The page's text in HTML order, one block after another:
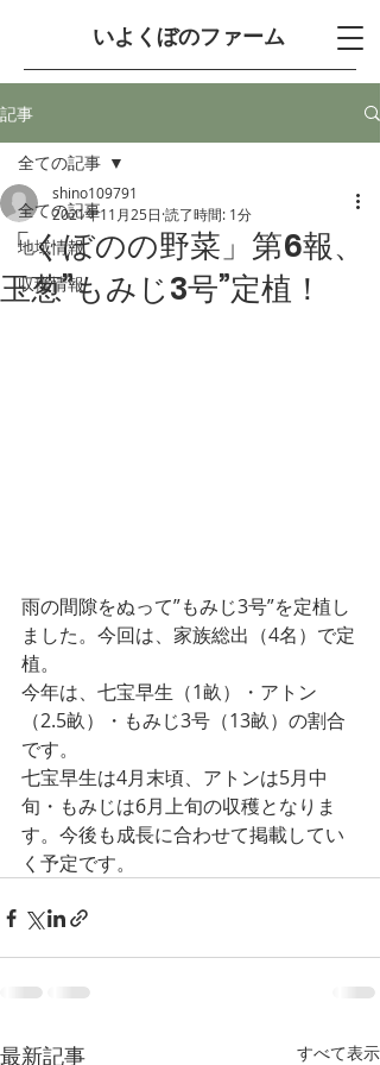
​いよくぼのファーム
記事
全ての記事
地域情報
収穫情報
全ての記事
「くぼのの野菜」第6報、
玉葱”もみじ3号”定植！
shino109791
2021年11月25日 読了時間: 1分
雨の間隙をぬって”もみじ3号”を定植し
ました。今回は、家族総出（4名）で定
植。
今年は、七宝早生（1畝）・アトン
（2.5畝）・もみじ3号（13畝）の割合
です。
七宝早生は4月末頃、アトンは5月中
旬・もみじは6月上旬の収穫となりま
す。今後も成長に合わせて掲載してい
く予定です。
最新記事 すべて表示